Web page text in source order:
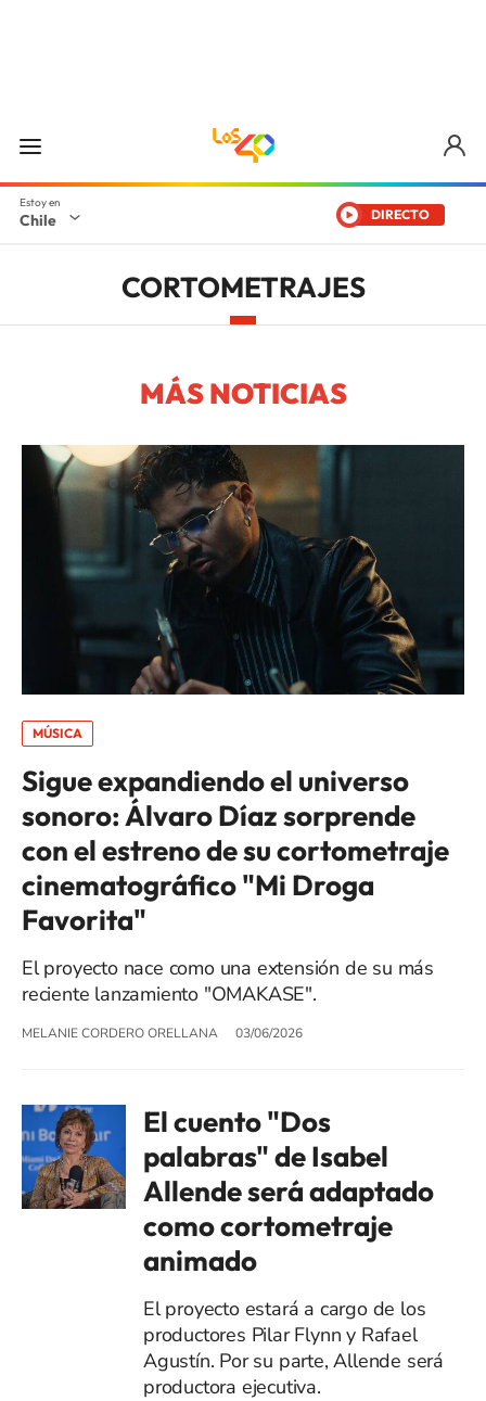
Chile DIRECTO
CORTOMETRAJES
MÁS NOTICIAS
MÚSICA
Sigue expandiendo el universo
sonoro: Álvaro Díaz sorprende
con el estreno de su cortometraje
cinematográfico "Mi Droga
Favorita"
El proyecto nace como una extensión de su más
reciente lanzamiento "OMAKASE".
MELANIE CORDERO ORELLANA 03/06/2026
El cuento "Dos
palabras" de Isabel
Allende será adaptado
como cortometraje
animado
El proyecto estará a cargo de los
productores Pilar Flynn y Rafael
Agustín. Por su parte, Allende será
productora ejecutiva.